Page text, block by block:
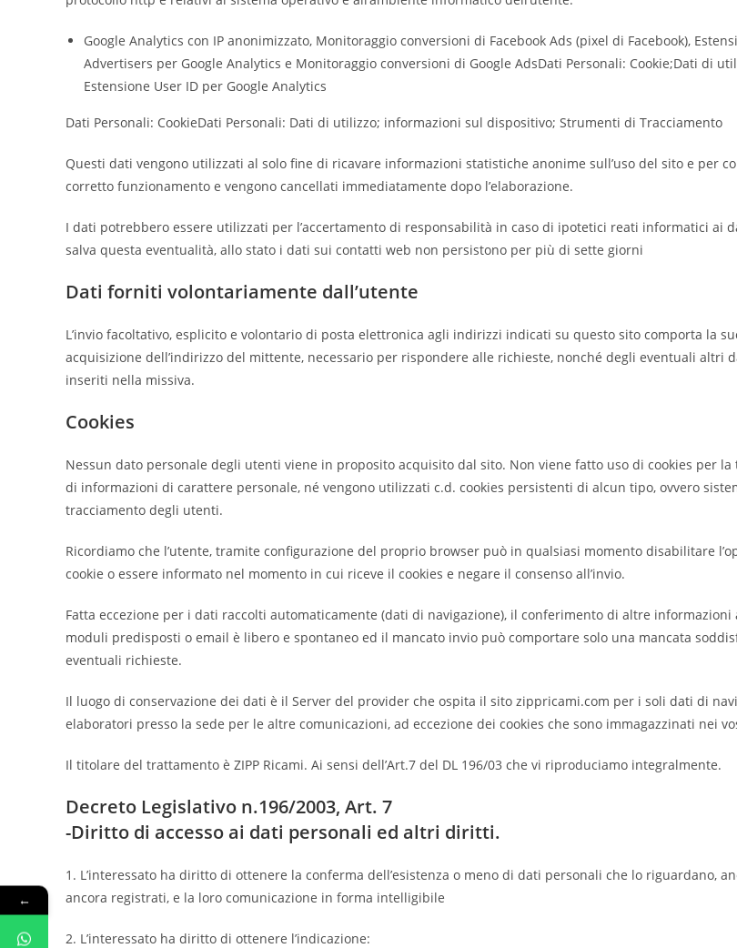
Google Analytics con IP anonimizzato, Monitoraggio conversioni di Facebook Ads (pixel di Facebook),
Advertisers per Google Analytics e Monitoraggio conversioni di Google AdsDati Personali: Cookie;Dati di
Estensione User ID per Google Analytics
Dati Personali: CookieDati Personali: Dati di utilizzo; informazioni sul dispositivo; Strumenti di Tracciamento
Questi dati vengono utilizzati al solo fine di ricavare informazioni statistiche anonime sull’uso del sito e per
corretto funzionamento e vengono cancellati immediatamente dopo l’elaborazione.
I dati potrebbero essere utilizzati per l’accertamento di responsabilità in caso di ipotetici reati informatici ai
salva questa eventualità, allo stato i dati sui contatti web non persistono per più di sette giorni
Dati forniti volontariamente dall’utente
L’invio facoltativo, esplicito e volontario di posta elettronica agli indirizzi indicati su questo sito comporta la
acquisizione dell’indirizzo del mittente, necessario per rispondere alle richieste, nonché degli eventuali altri
inseriti nella missiva.
Cookies
Nessun dato personale degli utenti viene in proposito acquisito dal sito. Non viene fatto uso di cookies per la
di informazioni di carattere personale, né vengono utilizzati c.d. cookies persistenti di alcun tipo, ovvero
tracciamento degli utenti.
Ricordiamo che l’utente, tramite configurazione del proprio browser può in qualsiasi momento disabilitare
cookie o essere informato nel momento in cui riceve il cookies e negare il consenso all’invio.
Fatta eccezione per i dati raccolti automaticamente (dati di navigazione), il conferimento di altre informazioni
moduli predisposti o email è libero e spontaneo ed il mancato invio può comportare solo una mancata
eventuali richieste.
Il luogo di conservazione dei dati è il Server del provider che ospita il sito zippricami.com per i soli dati di
elaboratori presso la sede per le altre comunicazioni, ad eccezione dei cookies che sono immagazzinati nei
Il titolare del trattamento è ZIPP Ricami. Ai sensi dell’Art.7 del DL 196/03 che vi riproduciamo integralmente.
Decreto Legislativo n.196/2003, Art. 7
-Diritto di accesso ai dati personali ed altri diritti.
1. L’interessato ha diritto di ottenere la conferma dell’esistenza o meno di dati personali che lo riguardano,
ancora registrati, e la loro comunicazione in forma intelligibile
2. L’interessato ha diritto di ottenere l’indicazione:
←